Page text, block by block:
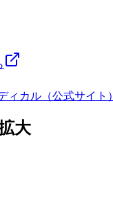
ィカル（公式サイト
大